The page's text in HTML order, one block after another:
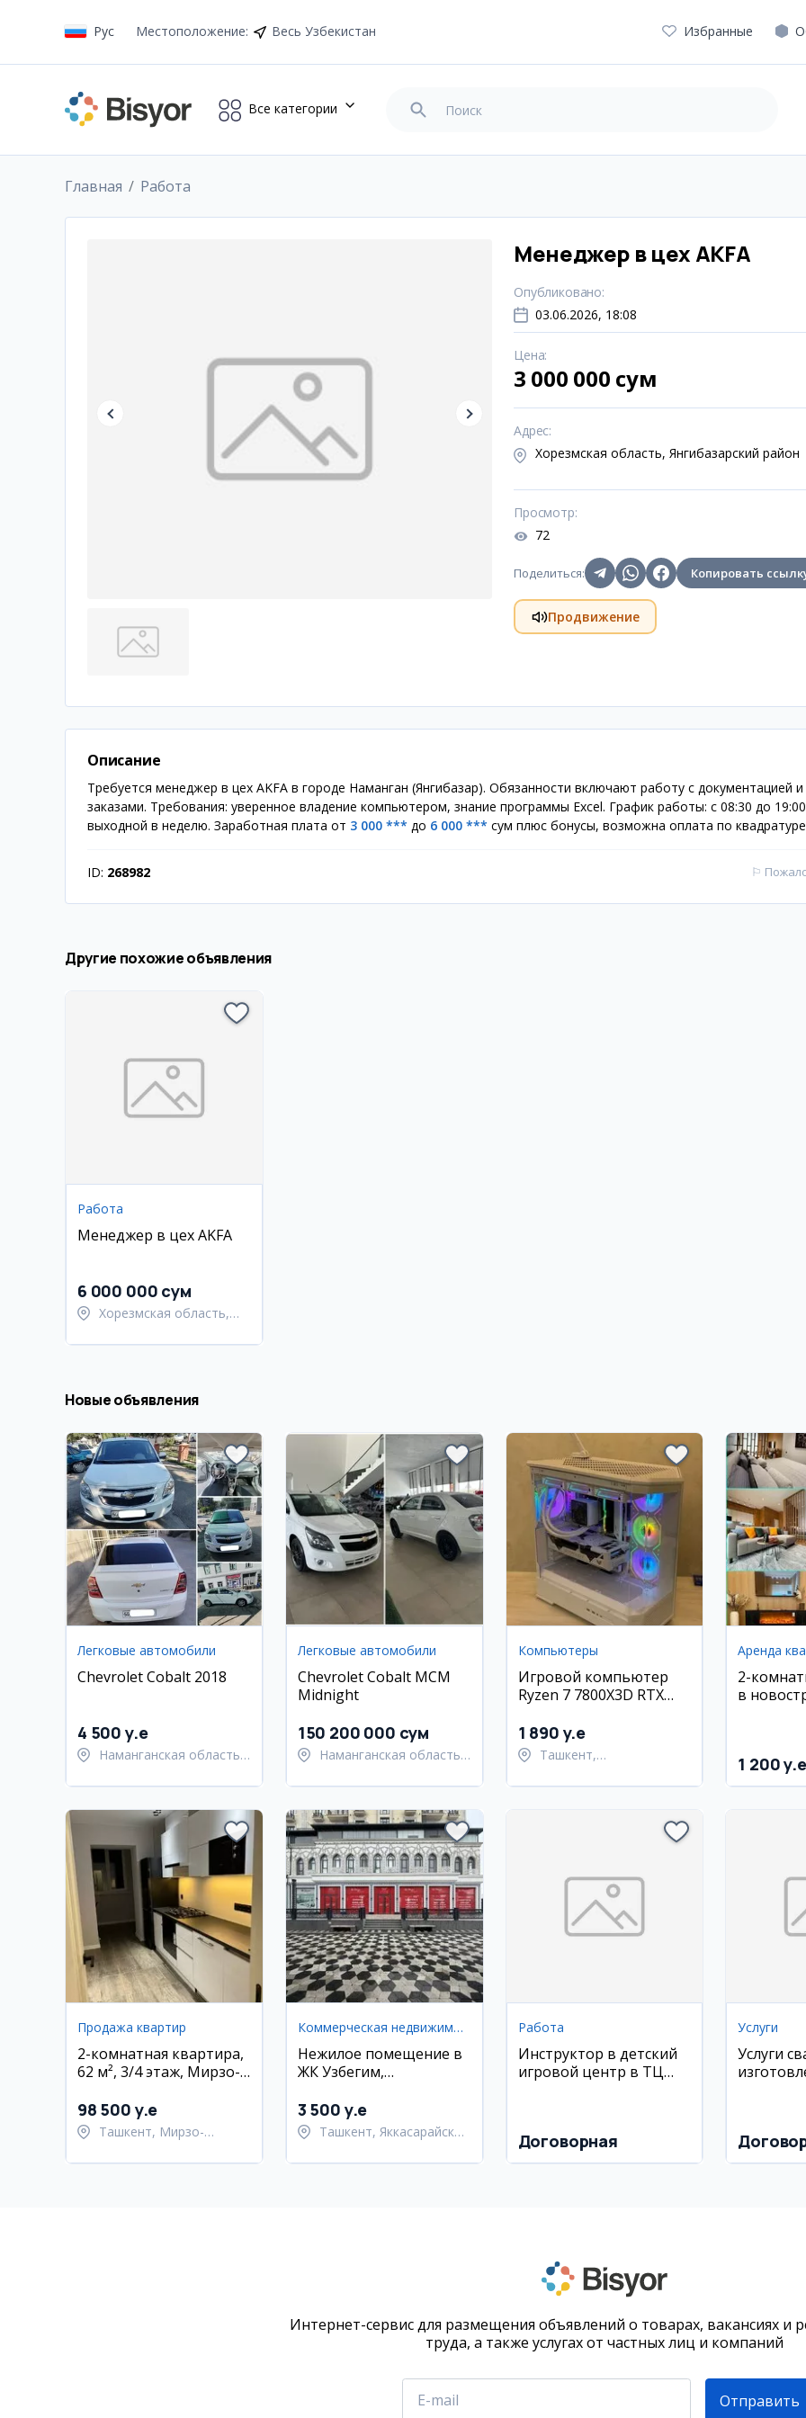
Рус Местоположение: Весь Узбекистан Избранные
Все категории
Главная Работа
Менеджер в цех AKFA
Опубликовано:
03.06.2026, 18:08
Цена:
3 000 000 сум
Адрес:
Хорезмская область, Янгибазарский район
Просмотр:
72
Поделиться: Копировать
Продвижение
Описание
Требуется менеджер в цех AKFA в городе Наманган (Янгибазар). Обязанности включают работу с документацией и
заказами. Требования: уверенное владение компьютером, знание программы Excel. График работы: с 08:30 до
выходной в неделю. Заработная плата от 3 000 *** до 6 000 *** сум плюс бонусы, возможна оплата по
ID: 268982 ⚐
Другие похожие объявления
Работа
Менеджер в цех AKFA
6 000 000 сум
Хорезмская область,
Новые объявления
Легковые автомобили
Chevrolet Cobalt 2018
4 500 y.e
Наманганская область,
Легковые автомобили
Chevrolet Cobalt MCM
Midnight
150 200 000 сум
Наманганская область,
Компьютеры
Игровой компьютер
Ryzen 7 7800X3D RTX
1 890 y.e
Ташкент,
Аренда
2-
в
1 200 y.e
Продажа квартир
2-комнатная квартира,
62 м², 3/4 этаж, Мирзо-
98 500 y.e
Ташкент, Мирзо-
Коммерческая недвижимость
Нежилое помещение в
ЖК Узбегим,
3 500 y.e
Ташкент, Яккасарайский
Работа
Инструктор в детский
игровой центр в ТЦ
Договорная
Услуги
Услуги
Интернет-сервис для размещения объявлений о товарах, вакансиях и
труда, а также услугах от частных лиц и компаний
Отправить